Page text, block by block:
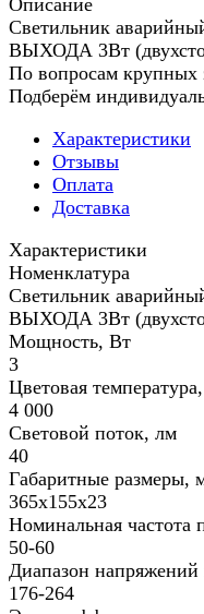
Описание
Светильник
ВЫХОДА 3Вт
По вопросам крупных
Подберём
Характеристики
Отзывы
Оплата
Доставка
Характеристики
Номенклатура
Светильник
ВЫХОДА 3Вт
Мощность, Вт
3
Цветовая
4 000
Световой поток, лм
40
Габаритные размеры,
365х155х23
Номинальная
50-60
Диапазон
176-264